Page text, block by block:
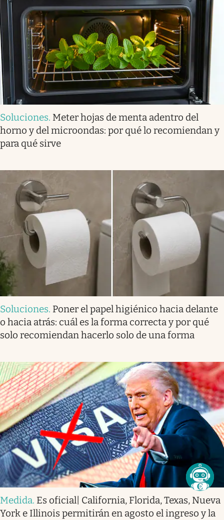
Soluciones. Meter hojas de menta adentro del
horno y del microondas: por qué lo recomiendan y
para qué sirve
Soluciones. Poner el papel higiénico hacia delante
o hacia atrás: cuál es la forma correcta y por qué
solo recomiendan hacerlo solo de una forma
Medida. Es oficial| California, Florida, Texas, Nueva
York e Illinois permitirán en agosto el ingreso y la